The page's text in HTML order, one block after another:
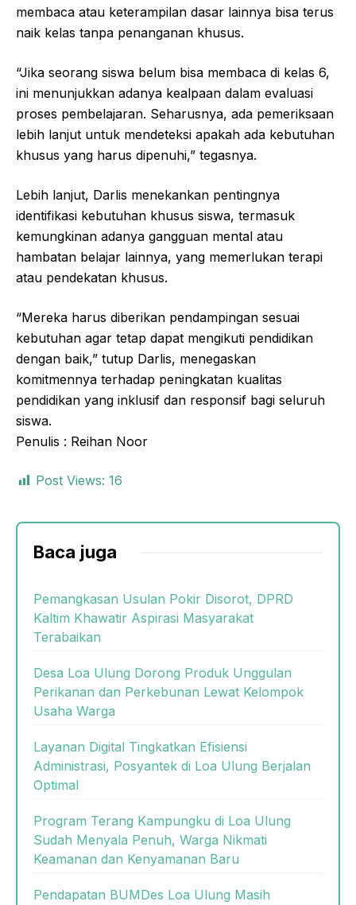
membaca atau keterampilan dasar lainnya bisa terus
naik kelas tanpa penanganan khusus.
“Jika seorang siswa belum bisa membaca di kelas 6,
ini menunjukkan adanya kealpaan dalam evaluasi
proses pembelajaran. Seharusnya, ada pemeriksaan
lebih lanjut untuk mendeteksi apakah ada kebutuhan
khusus yang harus dipenuhi,” tegasnya.
Lebih lanjut, Darlis menekankan pentingnya
identifikasi kebutuhan khusus siswa, termasuk
kemungkinan adanya gangguan mental atau
hambatan belajar lainnya, yang memerlukan terapi
atau pendekatan khusus.
“Mereka harus diberikan pendampingan sesuai
kebutuhan agar tetap dapat mengikuti pendidikan
dengan baik,” tutup Darlis, menegaskan
komitmennya terhadap peningkatan kualitas
pendidikan yang inklusif dan responsif bagi seluruh
siswa.
Penulis : Reihan Noor
Post Views: 16
Baca juga
Pemangkasan Usulan Pokir Disorot, DPRD
Kaltim Khawatir Aspirasi Masyarakat
Terabaikan
Desa Loa Ulung Dorong Produk Unggulan
Perikanan dan Perkebunan Lewat Kelompok
Usaha Warga
Layanan Digital Tingkatkan Efisiensi
Administrasi, Posyantek di Loa Ulung Berjalan
Optimal
Program Terang Kampungku di Loa Ulung
Sudah Menyala Penuh, Warga Nikmati
Keamanan dan Kenyamanan Baru
Pendapatan BUMDes Loa Ulung Masih